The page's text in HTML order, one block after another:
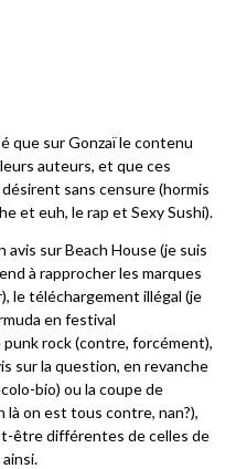
que sur Gonzaï le contenu
auteurs, et que ces
sans censure (hormis
et euh, le rap et Sexy Sushi).
avis sur Beach House (je suis
à rapprocher les marques
le téléchargement illégal (je
en festival
rock (contre, forcément),
sur la question, en revanche
bio) ou la coupe de
là on est tous contre, nan?),
être différentes de celles de